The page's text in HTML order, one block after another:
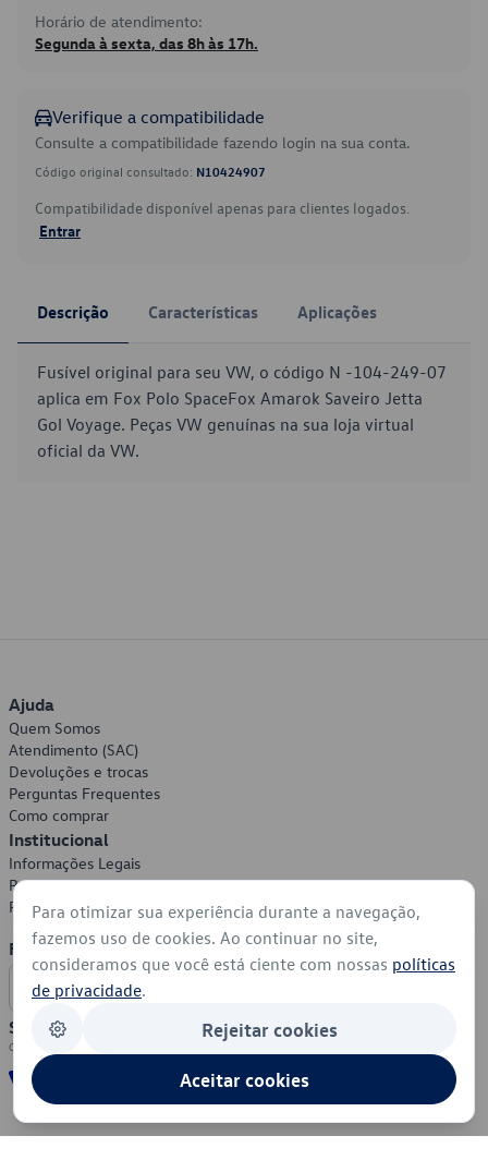
Horário de atendimento:
Segunda à sexta, das 8h às 17h.
Verifique a compatibilidade
Consulte a compatibilidade fazendo login na sua conta.
Código original consultado: N10424907
Compatibilidade disponível apenas para clientes logados.
Entrar
Descrição Características Aplicações
Fusível original para seu VW, o código N -104-249-07
aplica em Fox Polo SpaceFox Amarok Saveiro Jetta
Gol Voyage. Peças VW genuínas na sua loja virtual
oficial da VW.
Ajuda
Quem Somos
Atendimento (SAC)
Devoluções e trocas
Perguntas Frequentes
Como comprar
Institucional
Informações Legais
Política de Privacidade
Política de Cookies
Formas de Pagamento
Segurança
Para otimizar sua experiência durante a navegação,
fazemos uso de cookies. Ao continuar no site,
consideramos que você está ciente com nossas políticas
de privacidade.
Rejeitar cookies
Aceitar cookies